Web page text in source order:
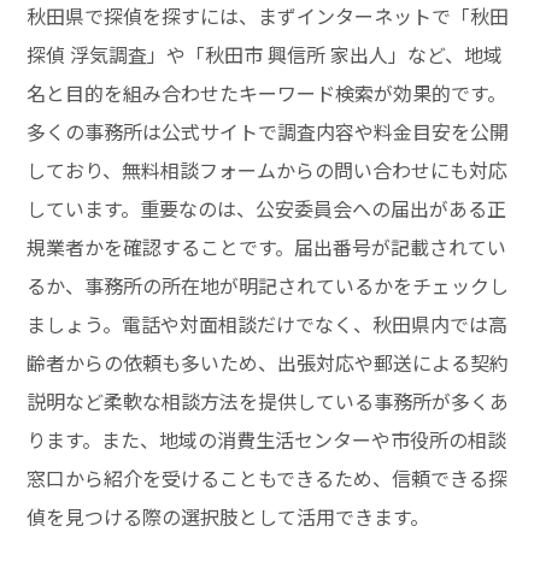
秋田県で探偵を探すには、まずインターネットで「秋田
探偵 浮気調査」や「秋田市 興信所 家出人」など、地域
名と目的を組み合わせたキーワード検索が効果的です。
多くの事務所は公式サイトで調査内容や料金目安を公開
しており、無料相談フォームからの問い合わせにも対応
しています。重要なのは、公安委員会への届出がある正
規業者かを確認することです。届出番号が記載されてい
るか、事務所の所在地が明記されているかをチェックし
ましょう。電話や対面相談だけでなく、秋田県内では高
齢者からの依頼も多いため、出張対応や郵送による契約
説明など柔軟な相談方法を提供している事務所が多くあ
ります。また、地域の消費生活センターや市役所の相談
窓口から紹介を受けることもできるため、信頼できる探
偵を見つける際の選択肢として活用できます。